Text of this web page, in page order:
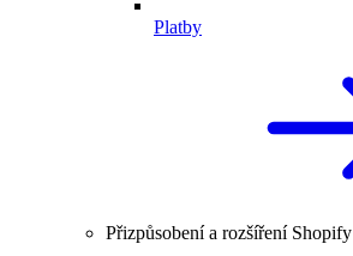
Platby
Přizpůsobení a rozšíření Shopify